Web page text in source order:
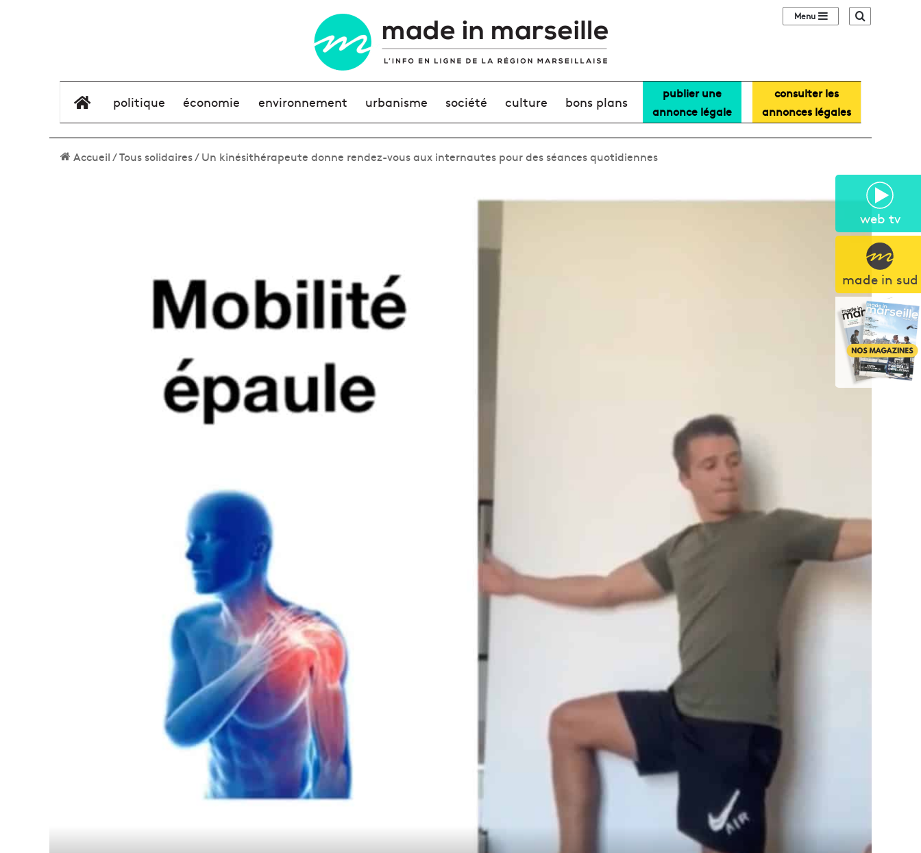
web tv
made in sud
Sidebar (barre
élément de menu
politique économie environnement urbanisme société culture bons plans
publier une
annonce légale
consulter les
annonces légales
Accueil/Tous solidaires/Un kinésithérapeute donne rendez-vous aux internautes pour des séances quotidiennes